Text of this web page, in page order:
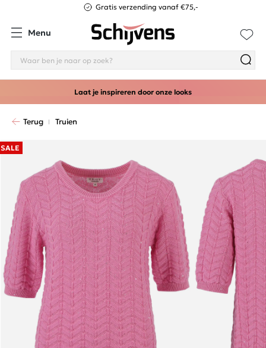
Gratis verzending vanaf €75,-
Menu
Laat je inspireren door onze looks
Terug Truien
SALE